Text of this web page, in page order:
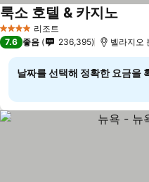
4 성급 리조트
룩소 호텔 & 카지노요금
7.6 좋음 236,395 벨라지오
날짜를 선택해 정확한 요금을